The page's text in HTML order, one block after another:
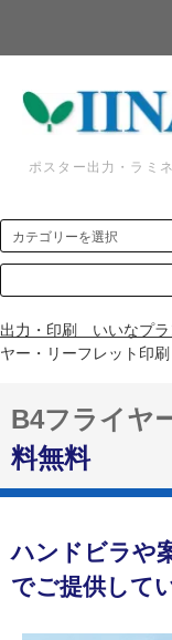
ポスター出力・ラミ
出力・印刷 いいなプラ
ヤー・リーフレット印刷
B4フライヤ
料無料
ハンドビラや
でご提供して